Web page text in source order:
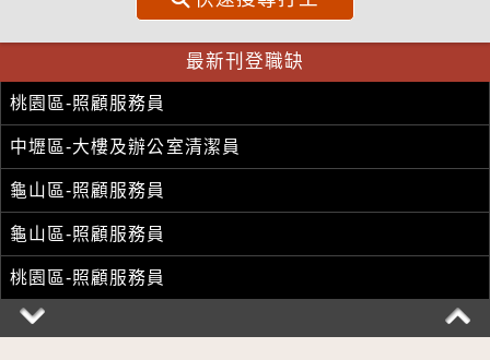
最新刊登職缺
大園區-焊接、切割工
中壢區-大樓及辦公室清潔員
龜山區-照顧服務員
龜山區-照顧服務員
桃園區-照顧服務員
桃園區-照顧服務員
楊梅區-照顧服務員